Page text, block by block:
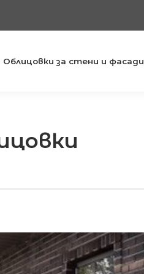
Облицовки за стени и фасади